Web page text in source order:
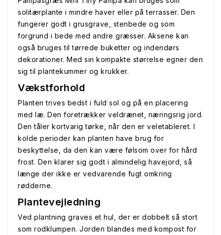
solitærplante i mindre haver eller på terrasser. Den
fungerer godt i grusgrave, stenbede og som
forgrund i bede med andre græsser. Aksene kan
også bruges til tørrede buketter og indendørs
dekorationer. Med sin kompakte størrelse egner den
sig til plantekummer og krukker.
Vækstforhold
Planten trives bedst i fuld sol og på en placering
med læ. Den foretrækker veldrænet, næringsrig jord.
Den tåler kortvarig tørke, når den er veletableret. I
kolde perioder kan planten have brug for
beskyttelse, da den kan være følsom over for hård
frost. Den klarer sig godt i almindelig havejord, så
længe der ikke er vedvarende fugt omkring
rødderne.
Plantevejledning
Ved plantning graves et hul, der er dobbelt så stort
som rodklumpen. Jorden blandes med kompost for